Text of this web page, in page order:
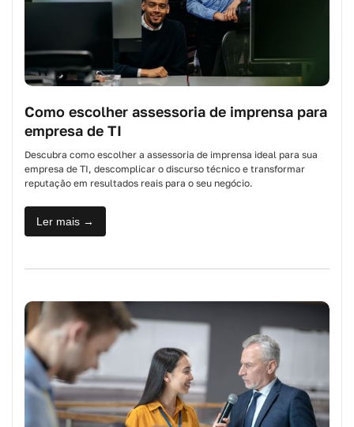
Como escolher assessoria de imprensa para
empresa de TI
Descubra como escolher a assessoria de imprensa ideal para sua
empresa de TI, descomplicar o discurso técnico e transformar
reputação em resultados reais para o seu negócio.
Ler mais →